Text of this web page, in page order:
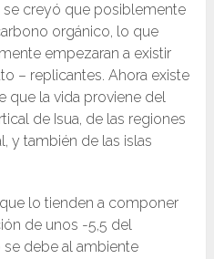
se creyó que posiblemente
orgánico, lo que
empezaran a existir
– replicantes. Ahora existe
que la vida proviene del
de Isua, de las regiones
y también de las islas
lo tienden a componer
de unos -5,5 del
se debe al ambiente